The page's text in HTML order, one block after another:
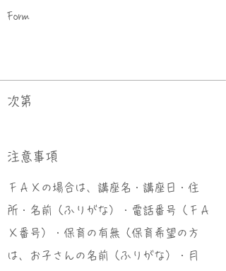
Form
次第
​注意事項
ＦＡＸの場合は、講座名・講座日・住
所・名前（ふりがな）・電話番号（ＦＡ
Ｘ番号）・保育の有無（保育希望の方
は、お子さんの名前（ふりがな）・月